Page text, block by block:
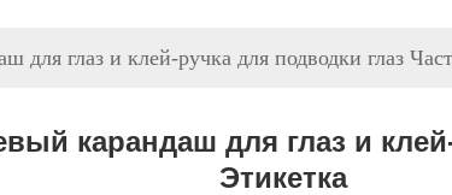
для глаз и клей-ручка для подводки глаз
карандаш для глаз и
Этикетка